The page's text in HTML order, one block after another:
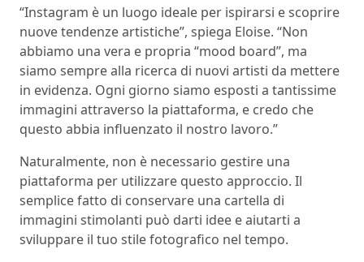
“Instagram è un luogo ideale per ispirarsi e scoprire
nuove tendenze artistiche”, spiega Eloise. “Non
abbiamo una vera e propria “mood board”, ma
siamo sempre alla ricerca di nuovi artisti da mettere
in evidenza. Ogni giorno siamo esposti a tantissime
immagini attraverso la piattaforma, e credo che
questo abbia influenzato il nostro lavoro.”
Naturalmente, non è necessario gestire una
piattaforma per utilizzare questo approccio. Il
semplice fatto di conservare una cartella di
immagini stimolanti può darti idee e aiutarti a
sviluppare il tuo stile fotografico nel tempo.